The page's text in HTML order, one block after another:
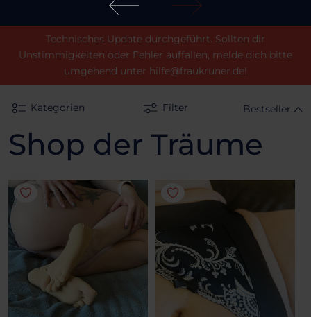
Technisches Update durchgeführt. Sollten dir
Unstimmigkeiten oder Fehler auffallen, melde dich bitte
umgehend unter hilfe@fraukruner.de!
Kategorien Filter Bestseller
Shop der Träume